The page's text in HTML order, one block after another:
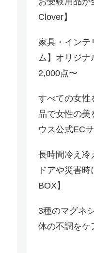
Clover】
家具・インテ
ム】オリジナ
2,000点〜
すべての女性
品で女性の美
ウス公式EC
長時間冷え冷
ドアや災害
BOX】
3種のマグネ
体の不調をケ